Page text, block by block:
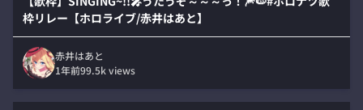
枠リレー【ホロライブ/赤井はあと】
赤井はあと
1年前99.5kviews